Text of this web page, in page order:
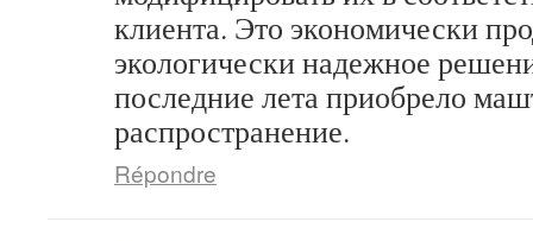
клиента. Это экономически
экологически надежное
последние лета приобрело
распространение.
Répondre